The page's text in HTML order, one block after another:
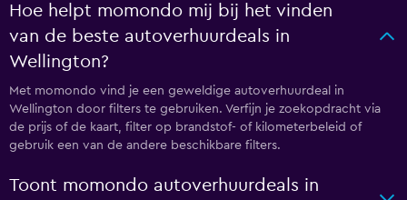
Hoe helpt momondo mij bij het vinden
van de beste autoverhuurdeals in
Wellington?
Met momondo vind je een geweldige autoverhuurdeal in
Wellington door filters te gebruiken. Verfijn je zoekopdracht via
de prijs of de kaart, filter op brandstof- of kilometerbeleid of
gebruik een van de andere beschikbare filters.
Toont momondo autoverhuurdeals in